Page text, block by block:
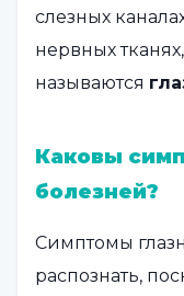
слезных
нервных
называются
Каковы
болезней?
Симптомы
распознать,